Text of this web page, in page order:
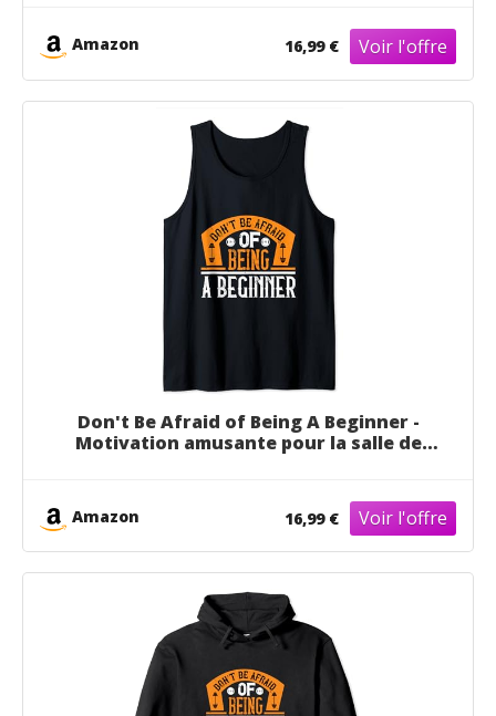
Amazon 16,99 €
Don't Be Afraid of Being A Beginner -
Motivation amusante pour la salle de
Amazon 16,99 €